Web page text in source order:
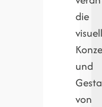
die
und
von